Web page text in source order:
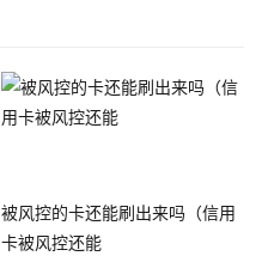
被风控的卡还能刷出来吗（信用
卡被风控还能